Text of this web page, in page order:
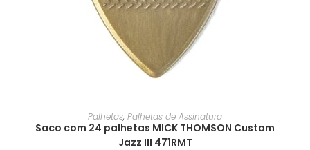
Palhetas, Palhetas de Assinatura
Saco com 24 palhetas MICK THOMSON Custom
Jazz III 471RMT